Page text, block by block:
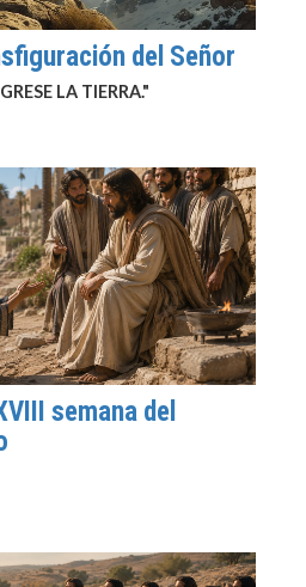
del Señor
LA TIERRA."
semana del